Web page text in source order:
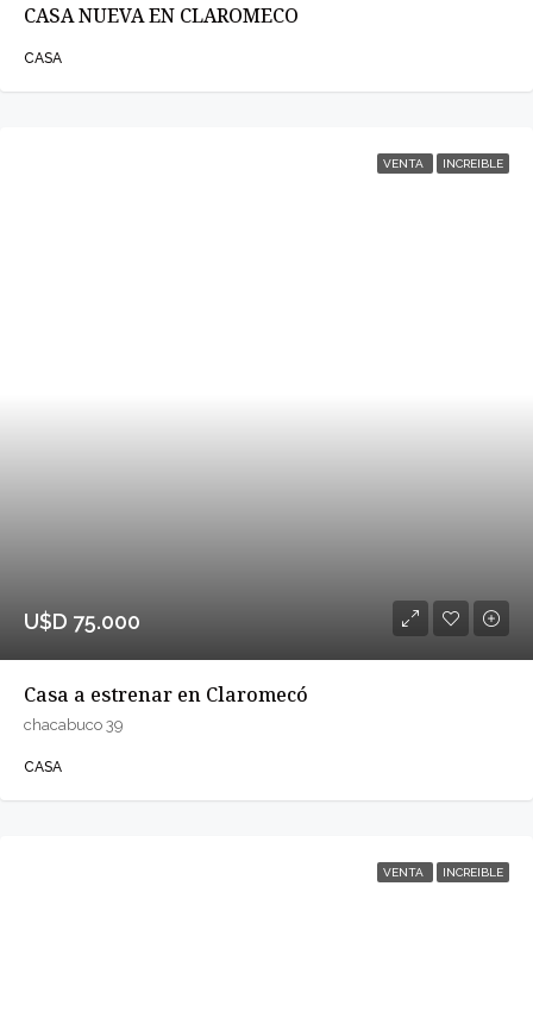
CASA NUEVA EN CLAROMECO
CASA
VENTA INCREIBLE
U$D 75.000
Casa a estrenar en Claromecó
chacabuco 39
CASA
VENTA INCREIBLE